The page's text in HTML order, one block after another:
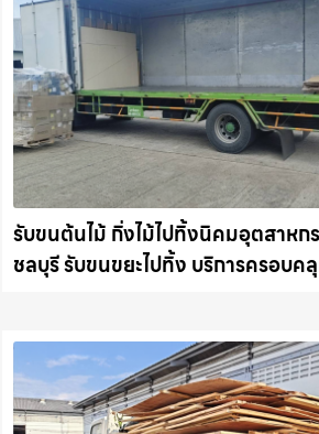
รับขนต้นไม้ กิ่งไม้ไปทิ้งนิคมอุตสาหก
ชลบุรี รับขนขยะไปทิ้ง บริการครอบ